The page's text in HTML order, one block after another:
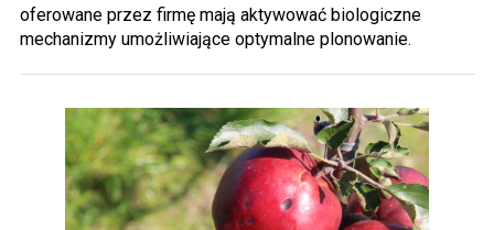
oferowane przez firmę mają aktywować biologiczne
mechanizmy umożliwiające optymalne plonowanie.